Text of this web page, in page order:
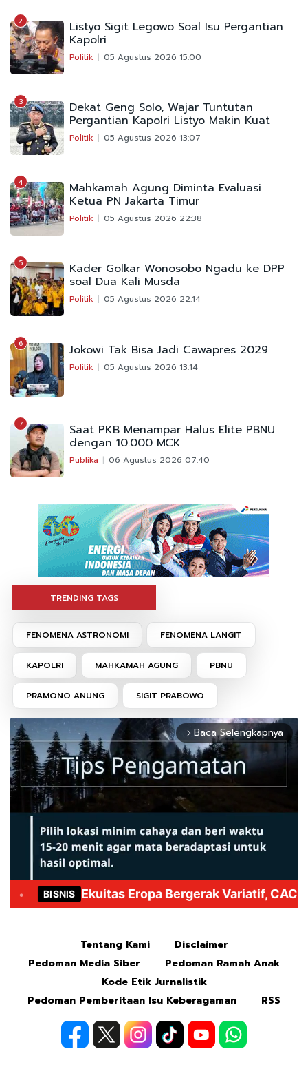
2 Listyo Sigit Legowo Soal Isu Pergantian
Kapolri
Politik 05 Agustus 2026 15:00
3 Dekat Geng Solo, Wajar Tuntutan
Pergantian Kapolri Listyo Makin Kuat
Politik 05 Agustus 2026 13:07
4 Mahkamah Agung Diminta Evaluasi
Ketua PN Jakarta Timur
Politik 05 Agustus 2026 22:38
5 Kader Golkar Wonosobo Ngadu ke DPP
soal Dua Kali Musda
Politik 05 Agustus 2026 22:14
6 Jokowi Tak Bisa Jadi Cawapres 2029
Politik 05 Agustus 2026 13:14
7 Saat PKB Menampar Halus Elite PBNU
dengan 10.000 MCK
Publika 06 Agustus 2026 07:40
TRENDING TAGS
FENOMENA ASTRONOMI FENOMENA LANGIT
KAPOLRI MAHKAMAH AGUNG PBNU
PRAMONO ANUNG SIGIT PRABOWO
arrow_forward_ios Baca Selengkapnya
Tentang Kami
Disclaimer
Pedoman Media Siber
Pedoman Ramah Anak
Kode Etik Jurnalistik
Pedoman Pemberitaan Isu Keberagaman
RSS